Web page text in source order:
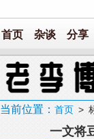
首页 杂谈 分享
当前位置： 首页 >
一文将